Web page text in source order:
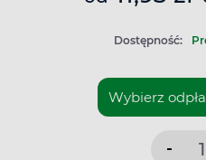
Dostępność:
-